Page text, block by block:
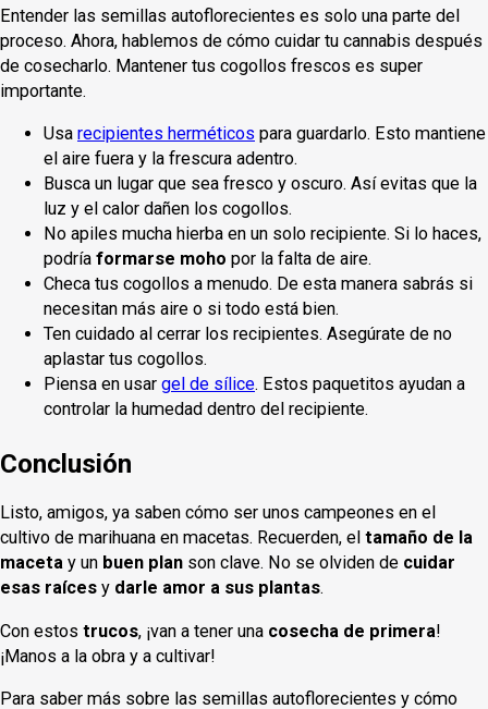
Entender las semillas autoflorecientes es solo una parte del
proceso. Ahora, hablemos de cómo cuidar tu cannabis después
de cosecharlo. Mantener tus cogollos frescos es super
importante.
Usa recipientes herméticos para guardarlo. Esto mantiene
el aire fuera y la frescura adentro.
Busca un lugar que sea fresco y oscuro. Así evitas que la
luz y el calor dañen los cogollos.
No apiles mucha hierba en un solo recipiente. Si lo haces,
podría formarse moho por la falta de aire.
Checa tus cogollos a menudo. De esta manera sabrás si
necesitan más aire o si todo está bien.
Ten cuidado al cerrar los recipientes. Asegúrate de no
aplastar tus cogollos.
Piensa en usar gel de sílice. Estos paquetitos ayudan a
controlar la humedad dentro del recipiente.
Conclusión
Listo, amigos, ya saben cómo ser unos campeones en el
cultivo de marihuana en macetas. Recuerden, el tamaño de la
maceta y un buen plan son clave. No se olviden de cuidar
esas raíces y darle amor a sus plantas.
Con estos trucos, ¡van a tener una cosecha de primera!
¡Manos a la obra y a cultivar!
Para saber más sobre las semillas autoflorecientes y cómo